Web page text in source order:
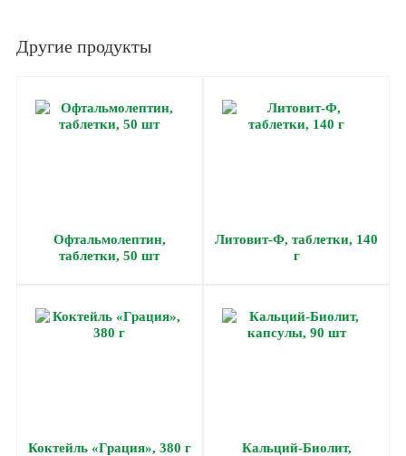
Другие продукты
Офтальмолептин,
таблетки, 50 шт
Литовит-Ф, таблетки, 140
г
Коктейль «Грация», 380 г
Кальций-Биолит,